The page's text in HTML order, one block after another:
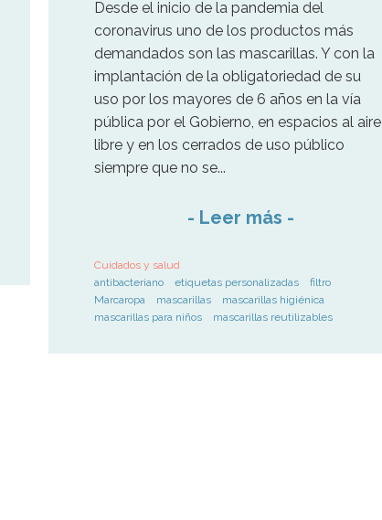
Desde el inicio de la pandemia del
coronavirus uno de los productos más
demandados son las mascarillas. Y con la
implantación de la obligatoriedad de su
uso por los mayores de 6 años en la vía
pública por el Gobierno, en espacios al aire
libre y en los cerrados de uso público
siempre que no se...
- Leer más -
Cuidados y salud
antibacteriano
etiquetas personalizadas
filtro
Marcaropa
mascarillas
mascarillas higiénica
mascarillas para niños
mascarillas reutilizables